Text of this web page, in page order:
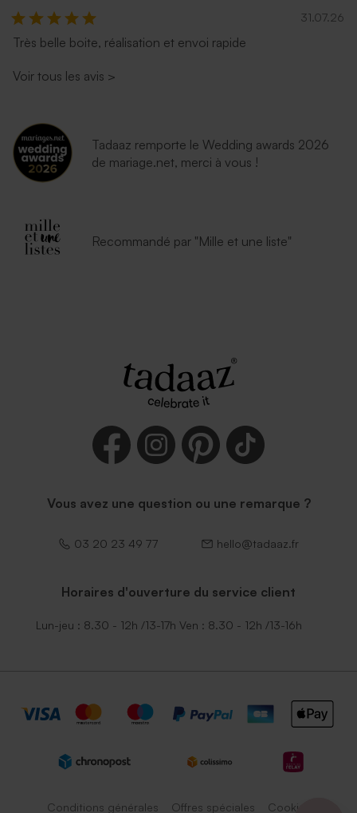
Enveloppe naissance
31.07.26
Très belle boite, réalisation et envoi rapide
Voir tous les avis >
Tadaaz remporte le Wedding awards 2026
de mariage.net, merci à vous !
Recommandé par "Mille et une liste"
Vous avez une question ou une remarque ?
03 20 23 49 77 hello@tadaaz.fr
Horaires d'ouverture du service client
Lun-jeu : 8.30 - 12h /13-17h Ven : 8.30 - 12h /13-16h
Conditions générales Offres spéciales Cookies